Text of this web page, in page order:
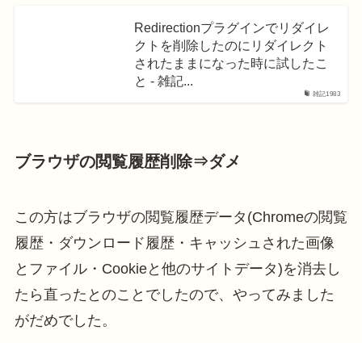
雑記1983
Redirectionプラグインでリダイレ
クトを削除したのにリダイレクト
されたままになった時に試したこ
と - 雑記...
ブラウザの閲覧履歴削除⇒ダメ
この方はブラウザの閲覧履歴データ(Chromeの閲覧
履歴・ダウンロード履歴・キャッシュされた画像
とファイル・Cookieと他のサイトデータ)を消去し
たら直ったとのことでしたので、やってみました
がだめでした。